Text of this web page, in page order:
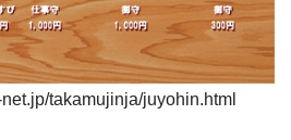
takamujinja/juyohin.html